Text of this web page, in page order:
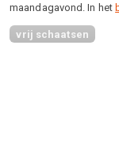
maandagavond. In het
vrij schaatsen